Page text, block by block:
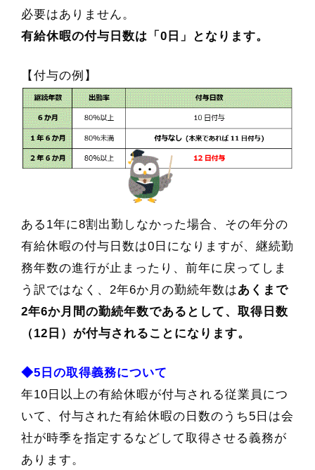
必要はありません。
有給休暇の付与日数は「0日」となります。
【付与の例】
ある1年に8割出勤しなかった場合、その年分の
有給休暇の付与日数は0日になりますが、継続勤
務年数の進行が止まったり、前年に戻ってしま
う訳ではなく、2年6か月の勤続年数はあくまで
2年6か月間の勤続年数であるとして、取得日数
（12日）が付与されることになります。
◆5日の取得義務について
年10日以上の有給休暇が付与される従業員につ
いて、付与された有給休暇の日数のうち5日は会
社が時季を指定するなどして取得させる義務が
あります。